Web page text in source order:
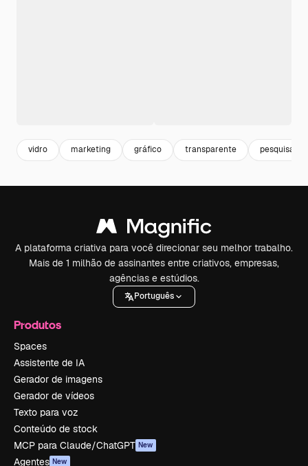
vidro marketing gráfico transparente pesquisa
A plataforma criativa para você direcionar seu melhor trabalho.
Mais de 1 milhão de assinantes entre criativos, empresas,
agências e estúdios.
Português
Produtos
Spaces
Assistente de IA
Gerador de imagens
Gerador de vídeos
Texto para voz
Conteúdo de stock
MCP para Claude/ChatGPT New
Agentes New